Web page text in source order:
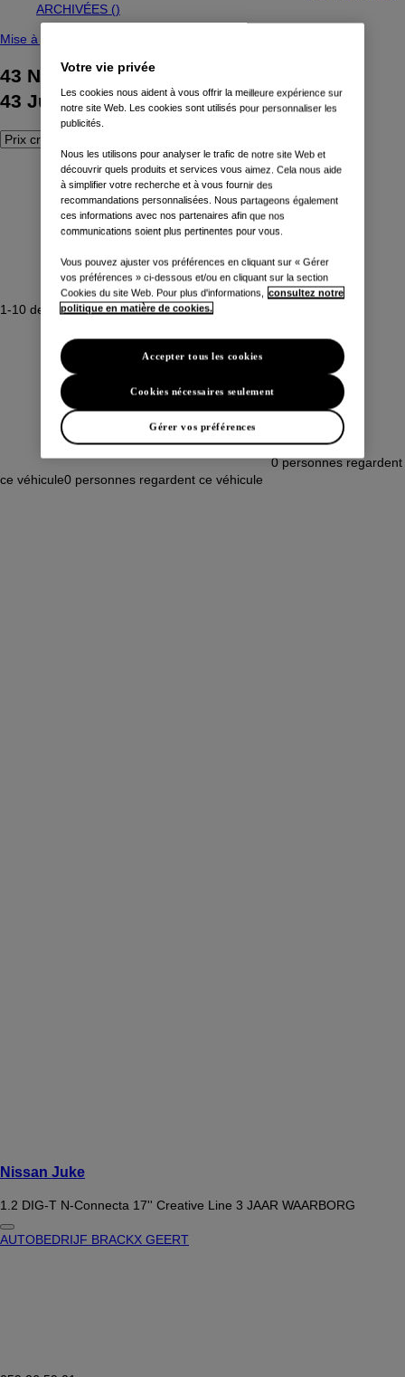
ARCHIVÉES ()
Mise à jour de la recherche
43 Nissan Juke trouvé(s)
43 Juke trouvé(s)
1-10 de 43 résultat(s)
0personnes regardent
ce véhicule0 personnes regardent ce véhicule
Nissan Juke
1.2 DIG-T N-Connecta 17'' Creative Line 3 JAAR WAARBORG
AUTOBEDRIJF BRACKX GEERT
Votre vie privée
Les cookies nous aident à vous offrir la meilleure expérience sur
notre site Web. Les cookies sont utilisés pour personnaliser les
publicités.
Nous les utilisons pour analyser le trafic de notre site Web et
découvrir quels produits et services vous aimez. Cela nous aide
à simplifier votre recherche et à vous fournir des
recommandations personnalisées. Nous partageons également
ces informations avec nos partenaires afin que nos
communications soient plus pertinentes pour vous.
Vous pouvez ajuster vos préférences en cliquant sur « Gérer
vos préférences » ci-dessous et/ou en cliquant sur la section
Cookies du site Web. Pour plus d'informations, consultez notre
politique en matière de cookies.
Gérer vos préférences
Cookies nécessaires seulement
Accepter tous les cookies